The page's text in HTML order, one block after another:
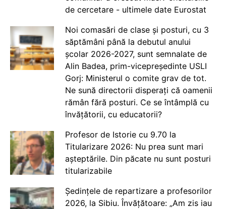
de cercetare - ultimele date Eurostat
Noi comasări de clase și posturi, cu 3
săptămâni până la debutul anului
școlar 2026-2027, sunt semnalate de
Alin Badea, prim-vicepreședinte USLI
Gorj: Ministerul o comite grav de tot.
Ne sună directorii disperați că oamenii
rămân fără posturi. Ce se întâmplă cu
învățătorii, cu educatorii?
Profesor de Istorie cu 9.70 la
Titularizare 2026: Nu prea sunt mari
așteptările. Din păcate nu sunt posturi
titularizabile
Ședințele de repartizare a profesorilor
2026, la Sibiu. Învățătoare: „Am zis iau